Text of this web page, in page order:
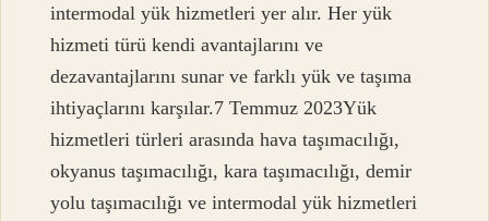
intermodal yük hizmetleri yer alır. Her yük
hizmeti türü kendi avantajlarını ve
dezavantajlarını sunar ve farklı yük ve taşıma
ihtiyaçlarını karşılar.7 Temmuz 2023Yük
hizmetleri türleri arasında hava taşımacılığı,
okyanus taşımacılığı, kara taşımacılığı, demir
yolu taşımacılığı ve intermodal yük hizmetleri